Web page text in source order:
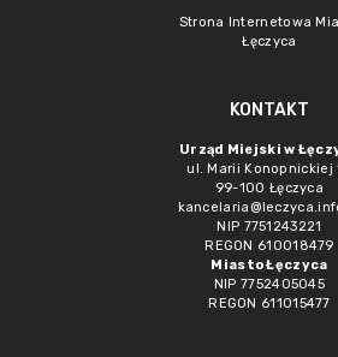
Strona Internetowa
Łęczyca
KONTAKT
Urząd Miejski w
ul. Marii Konopnickiej
99-100 Łęczyca
NIP 7751243221
REGON 610018479
Miasto Łęczyca
NIP 7752405045
REGON 611015477